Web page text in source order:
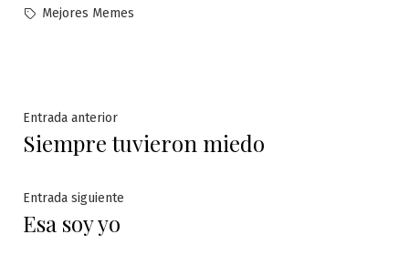
en
Etiquetas:
Mejores Memes
Navegación
de
entradas
Entrada anteriorEntrada
anterior:
Siempre tuvieron miedo
Entrada siguiente
Esa soy yo